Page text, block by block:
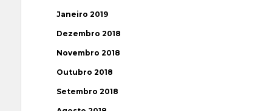
Janeiro 2019
Dezembro 2018
Novembro 2018
Outubro 2018
Setembro 2018